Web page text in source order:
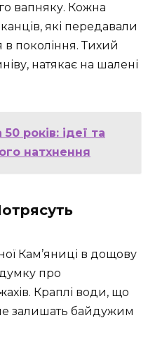
вапняку. Кожна
які передавали
в покоління. Тихий
натякає на шалені
років: ідеї та
натхнення
Кам’яниці в дощову
про
Краплі води, що
залишать байдужим